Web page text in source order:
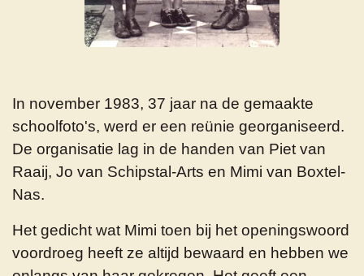
In november 1983, 37 jaar na de gemaakte
schoolfoto's, werd er een reünie georganiseerd.
De organisatie lag in de handen van Piet van
Raaij, Jo van Schipstal-Arts en Mimi van Boxtel-
Nas.
Het gedicht wat Mimi toen bij het openingswoord
voordroeg heeft ze altijd bewaard en hebben we